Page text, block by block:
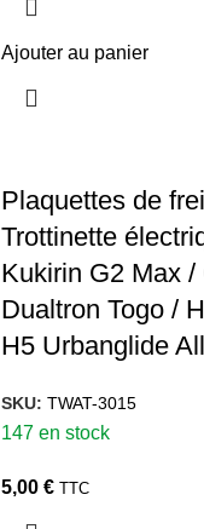
Ajouter au panier
Plaquettes de
Trottinette
Kukirin G2 Max /
Dualtron Togo /
H5 Urbanglide
SKU: TWAT-3015
147 en stock
5,00 € TTC